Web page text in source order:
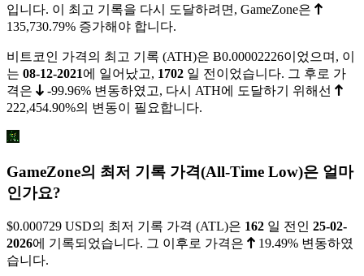
입니다. 이 최고 기록을 다시 도달하려면, GameZone은
135,730.79% 증가해야 합니다.
비트코인 가격의 최고 기록 (ATH)은 Ƀ0.00002226이었으며, 이
는 08-12-2021에 일어났고, 1702 일 전이었습니다. 그 후로 가
격은
-99.96% 변동하였고, 다시 ATH에 도달하기 위해선
222,454.90%의 변동이 필요합니다.
GameZone의 최저 기록 가격(All-Time Low)은 얼마
인가요?
$0.000729 USD의 최저 기록 가격 (ATL)은 162 일 전인 25-02-
2026에 기록되었습니다. 그 이후로 가격은 19.49% 변동하였
습니다.